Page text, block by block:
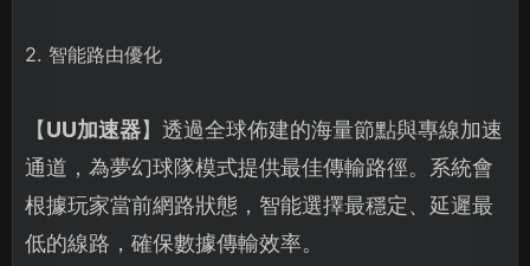
2. 智能路由優化
【UU加速器】透過全球佈建的海量節點與專線加速
通道，為夢幻球隊模式提供最佳傳輸路徑。系統會
根據玩家當前網路狀態，智能選擇最穩定、延遲最
低的線路，確保數據傳輸效率。